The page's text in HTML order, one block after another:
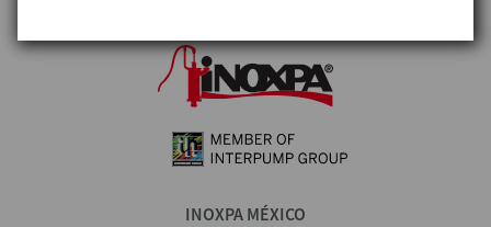
INOXPA MÉXICO